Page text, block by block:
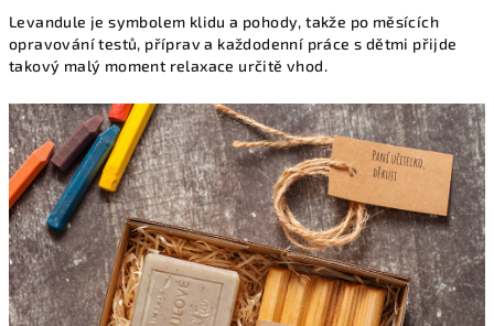
Levandule je symbolem klidu a pohody, takže po měsících
opravování testů, příprav a každodenní práce s dětmi přijde
takový malý moment relaxace určitě vhod.